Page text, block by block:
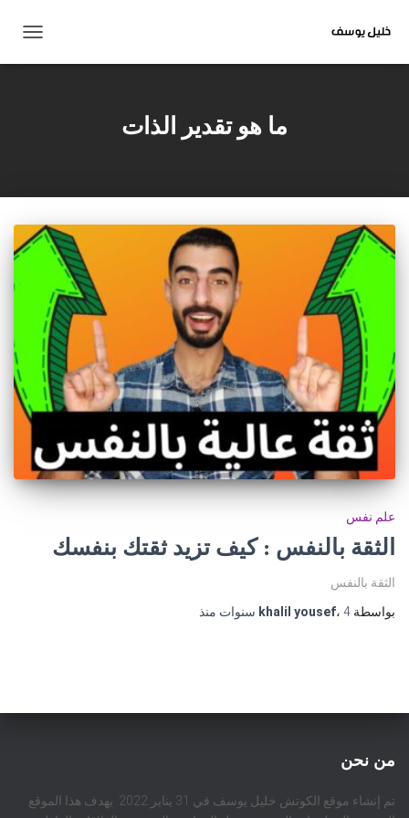
التنقل
ما هو تقدير الذات
علم نفس
الثقة بالنفس : كيف تزيد ثقتك بنفسك
الثقة بالنفس
بواسطة
khalil yousef، 4 سنوات منذ
من نحن
تم إنشاء موقع الكوتش خليل يوسف في 31 يناير 2022. يهدف هذا الموقع